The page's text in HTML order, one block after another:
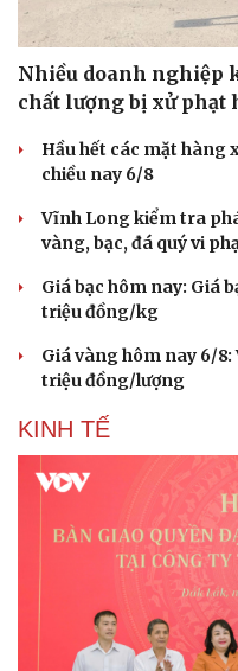
Nhiều doanh nghiệp
chất lượng bị xử phạt
Hầu hết các mặt hàng
chiều nay 6/8
Vĩnh Long kiểm tra
vàng, bạc, đá quý vi
Giá bạc hôm nay: Giá
triệu đồng/kg
Giá vàng hôm nay 6/8:
triệu đồng/lượng
KINH TẾ